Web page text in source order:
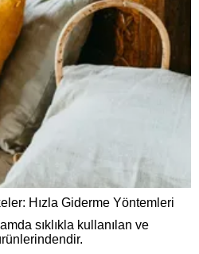
Hızla Giderme Yöntemleri
sıklıkla kullanılan ve